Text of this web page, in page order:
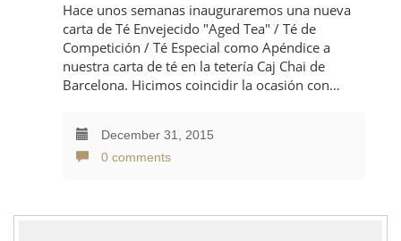
Hace unos semanas inauguraremos una nueva
carta de Té Envejecido "Aged Tea" / Té de
Competición / Té Especial como Apéndice a
nuestra carta de té en la tetería Caj Chai de
Barcelona. Hicimos coincidir la ocasión con…
December 31, 2015
0 comments